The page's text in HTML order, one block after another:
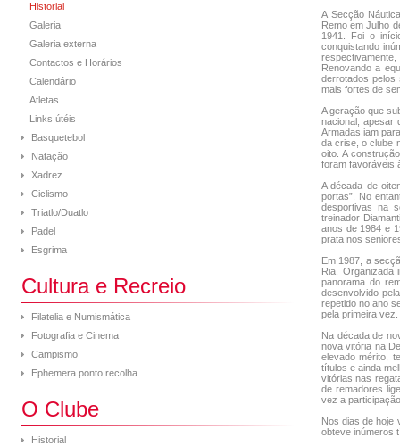
Historial
Galeria
Galeria externa
Contactos e Horários
Calendário
Atletas
Links útéis
Basquetebol
Natação
Xadrez
Ciclismo
Triatlo/Duatlo
Padel
Esgrima
Cultura e Recreio
Filatelia e Numismática
Fotografia e Cinema
Campismo
Ephemera ponto recolha
O Clube
Historial
A Secção
Remo em Julho
1941. Foi o
conquistando
Renovando a
derrotados pelos
mais fortes de
A geração que
nacional, apesar
Armadas iam
da crise, o clube
oito. A
foram favoráveis
A década de
portas”. No
desportivas na
treinador
anos de 1984 e
prata nos
Em 1987, a
Ria. Organizada
panorama do
desenvolvido
repetido no ano
pela primeira vez.
Na década de
nova vitória na
elevado mérito,
títulos e ainda
vitórias nas
de remadores
vez a
Nos dias de hoje
obteve inúmeros